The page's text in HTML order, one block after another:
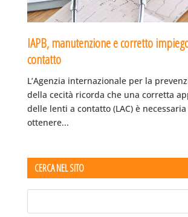
IAPB, manutenzione e corretto
contatto
L’Agenzia internazionale per la
della cecità ricorda che una corretta
delle lenti a contatto (LAC) è
ottenere...
CERCA NEL SITO